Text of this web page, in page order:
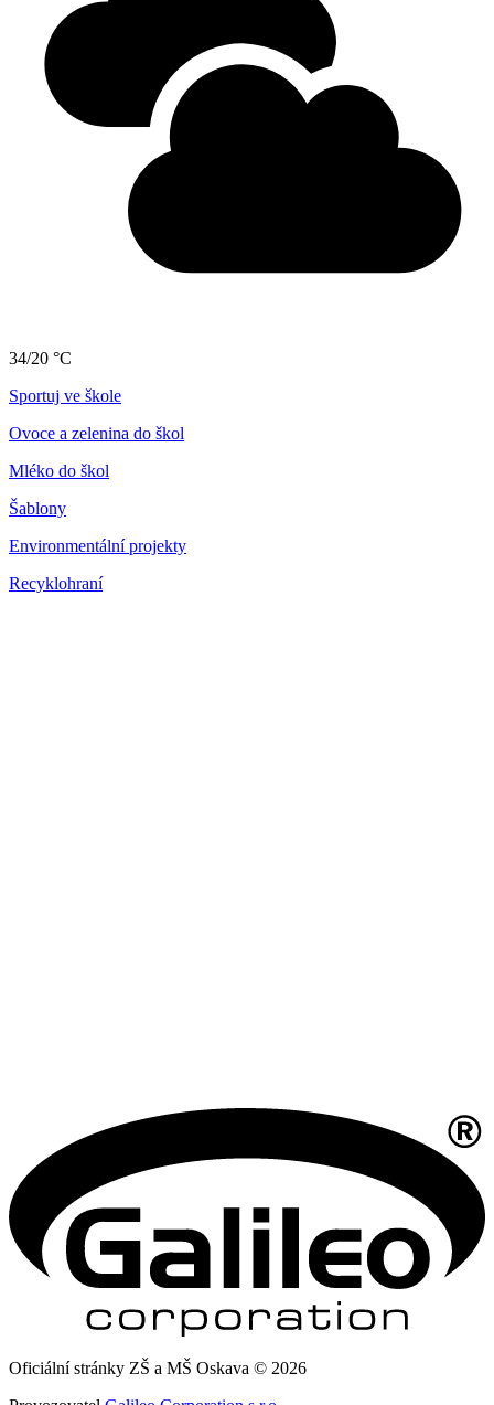
34/20 °C
Sportuj ve škole
Ovoce a zelenina do škol
Mléko do škol
Šablony
Environmentální projekty
Recyklohraní
Oficiální stránky ZŠ a MŠ Oskava © 2026